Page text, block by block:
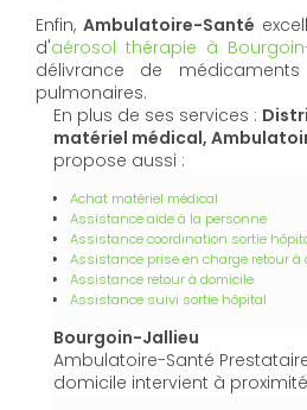
Enfin,Ambulatoire-Santé
d'aérosol thérapie à
délivrance de
pulmonaires.
En plus de ses services :
matériel médical,
propose aussi :
Achat matériel médical
Assistance aide à la personne
Assistance coordination sortie
Assistance prise en charge retour à
Assistance retour à domicile
Assistance suivi sortie hôpital
Bourgoin-Jallieu
Ambulatoire-Santé
domicile intervient à